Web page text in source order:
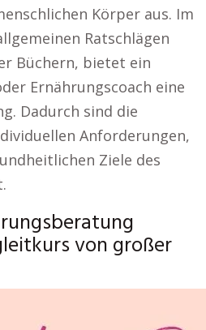
Körper aus. Im
Ratschlägen
Büchern, bietet ein
Ernährungscoach eine
Dadurch sind die
Anforderungen,
Ziele des
von großer